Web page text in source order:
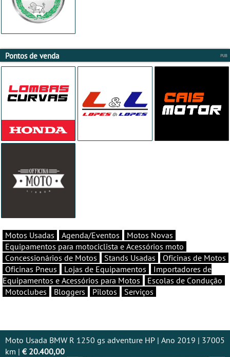
Pontos de venda
Motos Usadas Agenda/Eventos
Motos Novas
Equipamentos para motociclista e Acessórios moto
Concessionários de Motos
Stands Usadas
Oficinas de Motos
Oficinas Pneus
Lojas de Equipamentos
Importadores de
Equipamentos e Acessórios para Motos
Escolas de Condução
Motoclubes
Bloggers Pilotos Serviços
Moto Usada BMW R 1250 gs adventure HP | Ano 2019 | 37005
km | € 20.400,00